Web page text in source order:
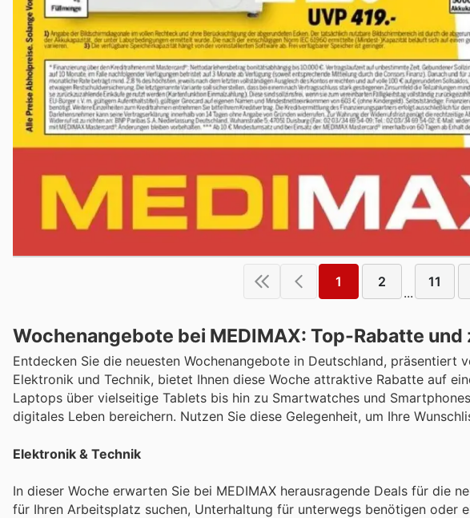
1 2
...
11
Wochenangebote bei MEDIMAX: Top-Rabatte
Entdecken Sie die neuesten Wochenangebote in Deutschland, präsentiert
Elektronik und Technik, bietet Ihnen diese Woche attraktive Rabatte auf
Laptops über vielseitige Tablets bis hin zu Smartwatches und
digitales Leben bereichern. Nutzen Sie diese Gelegenheit, um Ihre
Elektronik & Technik
In dieser Woche erwarten Sie bei MEDIMAX herausragende Deals für die
für Ihren Arbeitsplatz suchen, Unterhaltung für unterwegs benötigen oder